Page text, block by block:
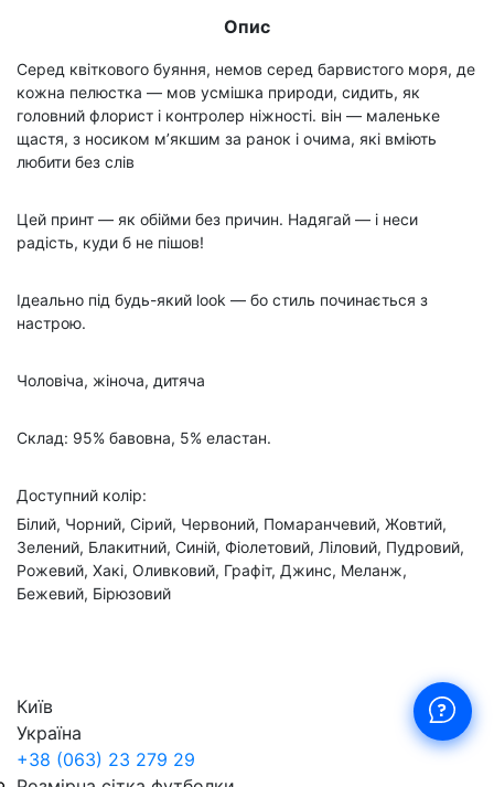
Опис
Серед квіткового буяння, немов серед барвистого моря, де
кожна пелюстка — мов усмішка природи, сидить, як
головний флорист і контролер ніжності. він — маленьке
щастя, з носиком м’якшим за ранок і очима, які вміють
любити без слів
Цей принт — як обійми без причин. Надягай — і неси
радість, куди б не пішов!
Ідеально під будь-який look — бо стиль починається з
настрою.
Чоловіча, жіноча, дитяча
Склад: 95% бавовна, 5% еластан.
Доступний колір:
Білий, Чорний, Сірий, Червоний, Помаранчевий, Жовтий,
Зелений, Блакитний, Синій, Фіолетовий, Ліловий, Пудровий,
Рожевий, Хакі, Оливковий, Графіт, Джинс, Меланж,
Бежевий, Бірюзовий
Київ
Україна
+38 (063) 23 279 29